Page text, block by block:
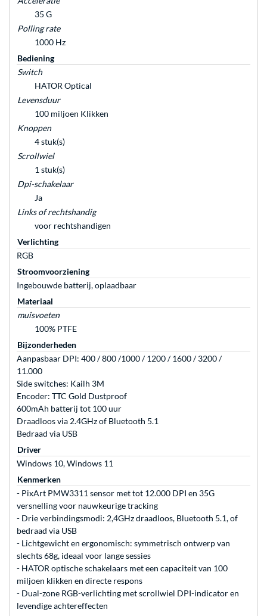
35 G
Polling rate
1000 Hz
Bediening
Switch
HATOR Optical
Levensduur
100 miljoen Klikken
Knoppen
4 stuk(s)
Scrollwiel
1 stuk(s)
Dpi-schakelaar
Ja
Links of rechtshandig
voor rechtshandigen
Verlichting
RGB
Stroomvoorziening
Ingebouwde batterij, oplaadbaar
Materiaal
muisvoeten
100% PTFE
Bijzonderheden
Aanpasbaar DPI: 400 / 800 /1000 / 1200 / 1600 / 3200 /
11.000
Side switches: Kailh 3M
Encoder: TTC Gold Dustproof
600mAh batterij tot 100 uur
Draadloos via 2.4GHz of Bluetooth 5.1
Bedraad via USB
Driver
Windows 10, Windows 11
Kenmerken
- PixArt PMW3311 sensor met tot 12.000 DPI en 35G
versnelling voor nauwkeurige tracking
- Drie verbindingsmodi: 2,4GHz draadloos, Bluetooth 5.1, of
bedraad via USB
- Lichtgewicht en ergonomisch: symmetrisch ontwerp van
slechts 68g, ideaal voor lange sessies
- HATOR optische schakelaars met een capaciteit van 100
miljoen klikken en directe respons
- Dual-zone RGB-verlichting met scrollwiel DPI-indicator en
levendige achtereffecten